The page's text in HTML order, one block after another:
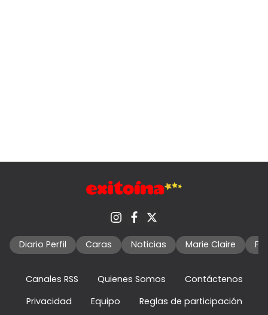
Diario Perfil Caras Noticias Marie Claire
Canales RSS Quienes Somos
Contáctenos
Privacidad
Equipo Reglas de participación